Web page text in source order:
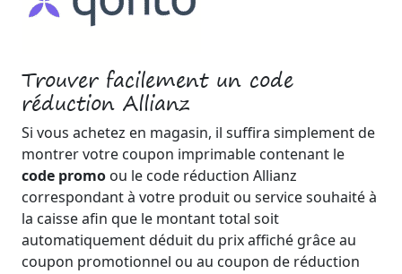
Trouver facilement un code
réduction Allianz
Si vous achetez en magasin, il suffira simplement de
montrer votre coupon imprimable contenant le
code promo ou le code réduction Allianz
correspondant à votre produit ou service souhaité à
la caisse afin que le montant total soit
automatiquement déduit du prix affiché grâce au
coupon promotionnel ou au coupon de réduction